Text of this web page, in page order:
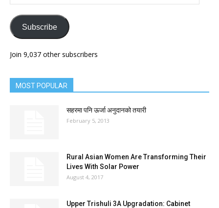
Address
Subscribe
Join 9,037 other subscribers
MOST POPULAR
सहरमा पनि ऊर्जा अनुदानको तयारी
February 5, 2013
Rural Asian Women Are Transforming Their
Lives With Solar Power
August 4, 2017
Upper Trishuli 3A Upgradation: Cabinet